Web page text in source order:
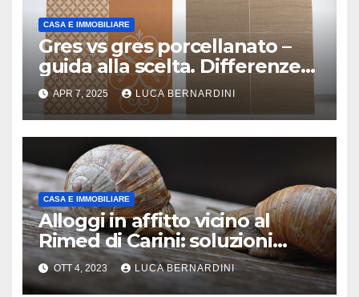
CASA E IMMOBILIARE
Gres vs gres porcellanato –
guida alla scelta. Differenze
tra gres e gres porcellanato
per trovare il materiale ideale
per pavimenti e rivestimenti
di casa
APR 7, 2025 LUCA BERNARDINI
CASA E IMMOBILIARE
Alloggi in affitto vicino al
Rimed di Carini: soluzioni
abitative per familiari e
personale sanitario
OTT 4, 2023 LUCA BERNARDINI